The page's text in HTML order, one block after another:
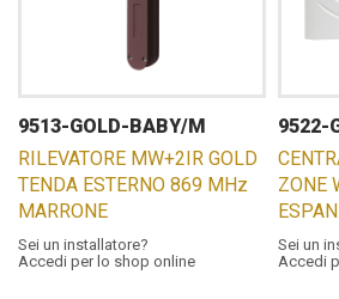
9513-GOLD-BABY/M
RILEVATORE MW+2IR GOLD
TENDA ESTERNO 869 MHz
MARRONE
Sei un installatore?
Accedi per lo shop online
9522-
ZONE
Sei un
Accedi